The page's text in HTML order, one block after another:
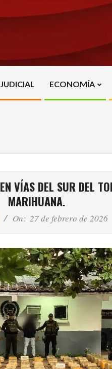
JUDICIAL ECONOMÍA
VÍAS DEL SUR DEL
MARIHUANA.
On: 27 de febrero de 2026